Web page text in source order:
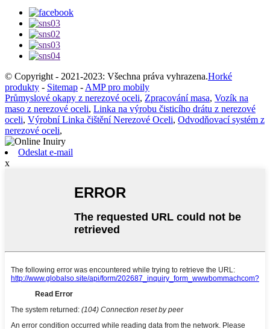
© Copyright - 2021-2023: Všechna práva vyhrazena.Horké
produkty - Sitemap - AMP pro mobily
Průmyslové okapy z nerezové oceli, Zpracování masa, Vozík na
maso z nerezové oceli, Linka na výrobu čisticího drátu z nerezové
oceli, Výrobní Linka čištění Nerezové Oceli, Odvodňovací systém z
nerezové oceli,
Odeslat e-mail
x